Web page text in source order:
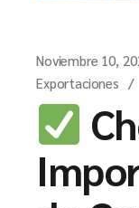
Noviembre 10,
Exportaciones